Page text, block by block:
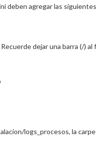
deben agregar las
Recuerde dejar una barra (/) al
logs_procesos, la